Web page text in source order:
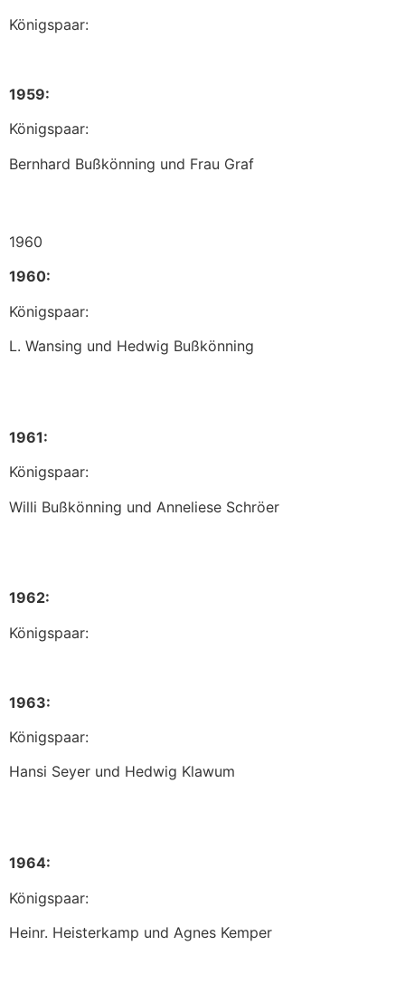
Königspaar:
1959:
Königspaar:
Bernhard Bußkönning und Frau Graf
1960
1960:
Königspaar:
L. Wansing und Hedwig Bußkönning
1961:
Königspaar:
Willi Bußkönning und Anneliese Schröer
1962:
Königspaar:
1963:
Königspaar:
Hansi Seyer und Hedwig Klawum
1964:
Königspaar:
Heinr. Heisterkamp und Agnes Kemper